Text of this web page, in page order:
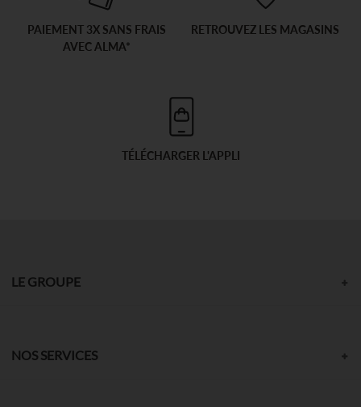
PAIEMENT 3X SANS FRAIS
AVEC ALMA*
RETROUVEZ LES MAGASINS
TÉLÉCHARGER L'APPLI
LE GROUPE
NOS SERVICES